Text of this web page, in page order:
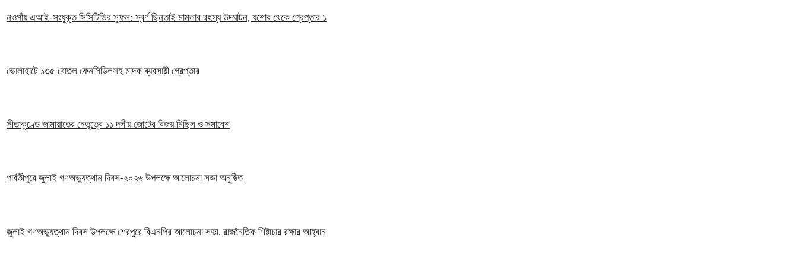
নওগাঁয় এআই-সংযুক্ত সিসিটিভির সুফল: স্বর্ণ ছিনতাই মামলার রহস্য উদঘাটন, যশোর থেকে গ্রেপ্তার ১
ভোলাহাটে ১৩৫ বোতল ফেনসিডিলসহ মাদক ব্যবসায়ী গ্রেপ্তার
সীতাকুণ্ডে জামায়াতের নেতৃত্বে ১১ দলীয় জোটের বিজয় মিছিল ও সমাবেশ
পার্বতীপুরে জুলাই গণঅভ্যুত্থান দিবস-২০২৬ উপলক্ষে আলোচনা সভা অনুষ্ঠিত
জুলাই গণঅভ্যুত্থান দিবস উপলক্ষে শেরপুরে বিএনপির আলোচনা সভা, রাজনৈতিক শিষ্টাচার রক্ষার আহ্বান